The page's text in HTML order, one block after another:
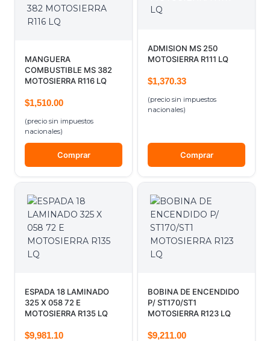
MANGUERA
COMBUSTIBLE MS 382
MOTOSIERRA R116 LQ
$1,510.00
(precio sin impuestos
nacionales)
Comprar
ADMISION MS 250
MOTOSIERRA R111 LQ
$1,370.33
(precio sin impuestos
nacionales)
Comprar
ESPADA 18 LAMINADO
325 X 058 72 E
MOTOSIERRA R135 LQ
$9,981.10
BOBINA DE ENCENDIDO
P/ ST170/ST1
MOTOSIERRA R123 LQ
$9,211.00